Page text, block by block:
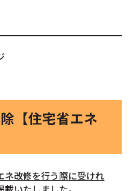
【住宅省エネ
ネ改修を行う際に受けれ